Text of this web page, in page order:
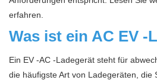
erfahren.
Was ist ein AC EV -
Ein EV -AC -Ladegerät steht für
die häufigste Art von Ladegeräten, die